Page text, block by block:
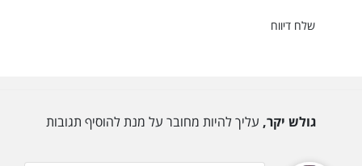
שלח דיווח
גולש יקר, עליך להיות מחובר על מנת להוסיף תגובות